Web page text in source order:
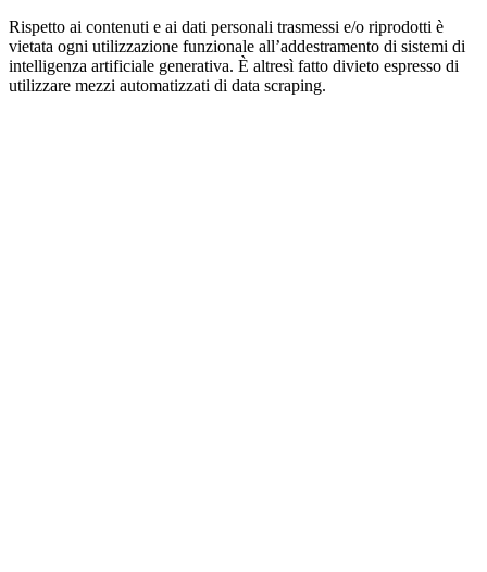
Rispetto ai contenuti e ai dati personali trasmessi e/o riprodotti è
vietata ogni utilizzazione funzionale all’addestramento di sistemi di
intelligenza artificiale generativa. È altresì fatto divieto espresso di
utilizzare mezzi automatizzati di data scraping.